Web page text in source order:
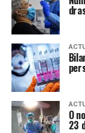
O
23